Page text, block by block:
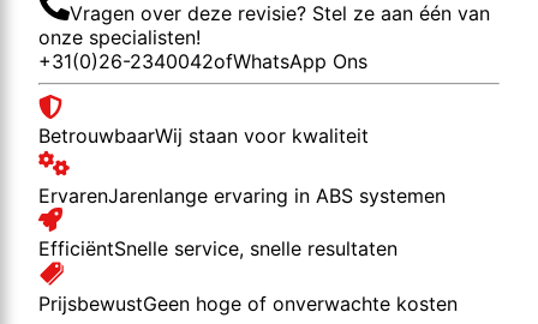
Vragen over deze revisie? Stel ze aan één van
onze specialisten!
+31(0)26-2340042ofWhatsApp Ons
BetrouwbaarWij staan voor kwaliteit
ErvarenJarenlange ervaring in ABS systemen
EfficiëntSnelle service, snelle resultaten
PrijsbewustGeen hoge of onverwachte kosten